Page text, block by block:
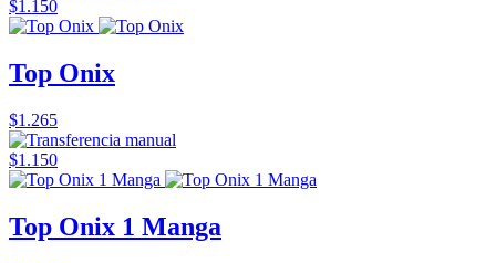
$1.150
Top Onix
$1.265
$1.150
Top Onix 1 Manga